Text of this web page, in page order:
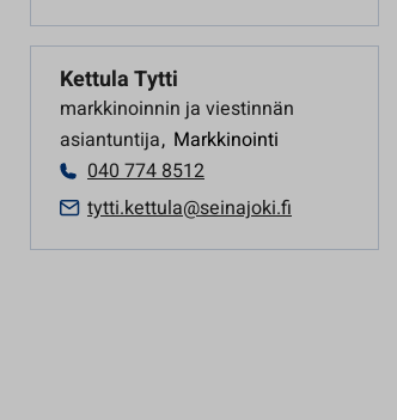
Kettula Tytti
markkinoinnin ja viestinnän
asiantuntija, Markkinointi
040 774 8512
tytti.kettula@seinajoki.fi